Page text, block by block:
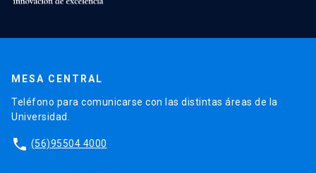
MESA CENTRAL
Teléfono para comunicarse con las distintas áreas de la
Universidad.
phone (56)95504 4000